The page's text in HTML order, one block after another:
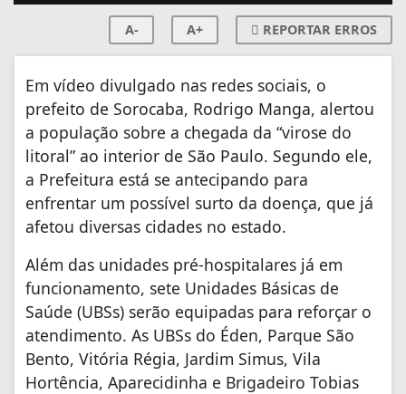
A- A+ REPORTAR ERROS
Em vídeo divulgado nas redes sociais, o
prefeito de Sorocaba, Rodrigo Manga, alertou
a população sobre a chegada da “virose do
litoral” ao interior de São Paulo. Segundo ele,
a Prefeitura está se antecipando para
enfrentar um possível surto da doença, que já
afetou diversas cidades no estado.
Além das unidades pré-hospitalares já em
funcionamento, sete Unidades Básicas de
Saúde (UBSs) serão equipadas para reforçar o
atendimento. As UBSs do Éden, Parque São
Bento, Vitória Régia, Jardim Simus, Vila
Hortência, Aparecidinha e Brigadeiro Tobias